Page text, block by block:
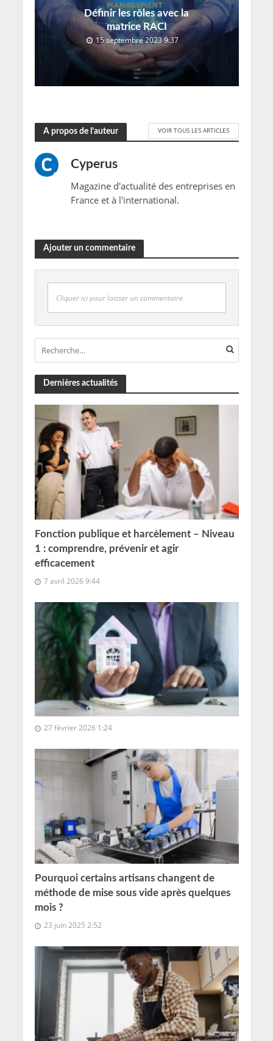
Définir les rôles avec la
matrice RACI
15 septembre 2023 9:37
A propos de l’auteur VOIR TOUS LES ARTICLES
Cyperus
Magazine d'actualité des entreprises en
France et à l'international.
Ajouter un commentaire
Cliquer ici pour laisser un commentaire
Dernières actualités
Fonction publique et harcèlement – Niveau
1 : comprendre, prévenir et agir
efficacement
7 avril 2026 9:44
27 février 2026 1:24
Pourquoi certains artisans changent de
méthode de mise sous vide après quelques
mois ?
23 juin 2025 2:52